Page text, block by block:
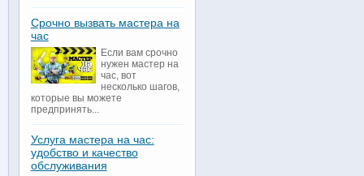
Срочно вызвать мастера на
час
Если вам срочно
нужен мастер на
час, вот
несколько шагов,
которые вы можете
предпринять...
Услуга мастера на час:
удобство и качество
обслуживания